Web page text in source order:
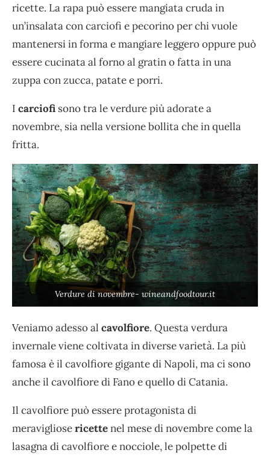
ricette. La rapa può essere mangiata cruda in
un’insalata con carciofi e pecorino per chi vuole
mantenersi in forma e mangiare leggero oppure può
essere cucinata al forno al gratin o fatta in una
zuppa con zucca, patate e porri.
I carciofi sono tra le verdure più adorate a
novembre, sia nella versione bollita che in quella
fritta.
Verdure di novembre- wineandfoodtour.it
Veniamo adesso al cavolfiore. Questa verdura
invernale viene coltivata in diverse varietà. La più
famosa è il cavolfiore gigante di Napoli, ma ci sono
anche il cavolfiore di Fano e quello di Catania.
Il cavolfiore può essere protagonista di
meravigliosericettenel mese di novembre come la
lasagna di cavolfiore e nocciole, le polpette di